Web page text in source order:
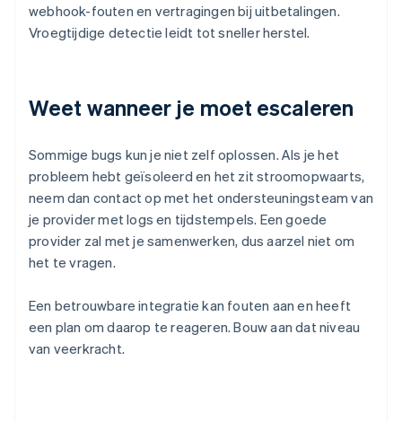
webhook-fouten en vertragingen bij uitbetalingen.
Vroegtijdige detectie leidt tot sneller herstel.
Weet wanneer je moet escaleren
Sommige bugs kun je niet zelf oplossen. Als je het
probleem hebt geïsoleerd en het zit stroomopwaarts,
neem dan contact op met het ondersteuningsteam van
je provider met logs en tijdstempels. Een goede
provider zal met je samenwerken, dus aarzel niet om
het te vragen.
Een betrouwbare integratie kan fouten aan en heeft
een plan om daarop te reageren. Bouw aan dat niveau
van veerkracht.